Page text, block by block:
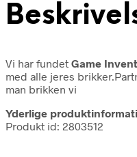
Vi har fundet Game
med alle jeres
man brikken vi
Yderlige
Produkt id: 2803512